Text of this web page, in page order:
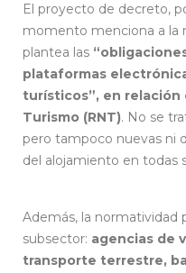
El proyecto de decreto,
momento menciona a la
plantea las
plataformas
turísticos”, en relación
Turismo (RNT). No se
pero tampoco nuevas ni
del alojamiento en todas
Además, la normatividad
subsector: agencias de
transporte terrestre,